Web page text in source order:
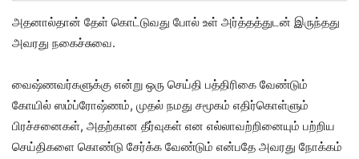
அதனால்தான் தேள் கொட்டுவது போல் உள் அர்த்தத்துடன் இருந்தது
அவரது நகைச்சுவை.
வைஷ்ணவர்களுக்கு என்று ஒரு செய்தி பத்திரிகை வேண்டும்
கோயில் ஸம்ப்ரோஷ்ணம், முதல் நமது சமூகம் எதிர்கொள்ளும்
பிரச்சனைகள், அதற்கான தீர்வுகள் என எல்லாவற்றினையும் பற்றிய
செய்திகளை கொண்டு சேர்க்க வேண்டும் என்பதே அவரது நோக்கம்